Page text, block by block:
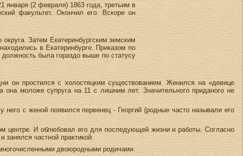
января (2 февраля) 1863 года, третьим в
факультет. Окончил его. Вскоре он
Затем Екатеринбургским земским
в Екатеринбурге. Приказом по
была гораздо выше по статусу
он простился с холостяцким существованием. Женился на «девице
она моложе супруга на 11 с лишним лет. Значительного приданого не
с женой появился первенец - Георгий (родные часто называли его
центре. И облюбовал его для последующей жизни и работы. Согласно
частной практикой.
двоюродными родичами.